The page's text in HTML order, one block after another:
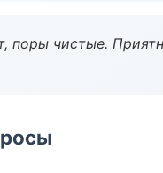
чистые.